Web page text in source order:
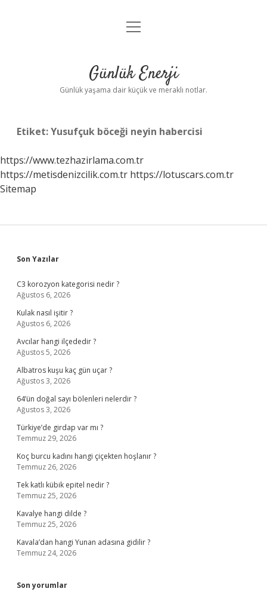
Anasayfa
Yasal Uyarı
menüyü
Günlük Enerji
Günlük yaşama dair küçük ve meraklı notlar.
Etiket:Yusufçuk böceği neyin habercisi
https://www.tezhazirlama.com.tr
https://metisdenizcilik.com.tr https://lotuscars.com.tr
Sitemap
Sidebar
Son Yazılar
C3 korozyon kategorisi nedir ?
Ağustos 6, 2026
Kulak nasıl işitir ?
Ağustos 6, 2026
Avcılar hangi ilçededir ?
Ağustos 5, 2026
Albatros kuşu kaç gün uçar ?
Ağustos 3, 2026
64’ün doğal sayı bölenleri nelerdir ?
Ağustos 3, 2026
Türkiye’de girdap var mı ?
Temmuz 29, 2026
Koç burcu kadını hangi çiçekten hoşlanır ?
Temmuz 26, 2026
Tek katlı kübik epitel nedir ?
Temmuz 25, 2026
Kavalye hangi dilde ?
Temmuz 25, 2026
Kavala’dan hangi Yunan adasına gidilir ?
Temmuz 24, 2026
Son yorumlar